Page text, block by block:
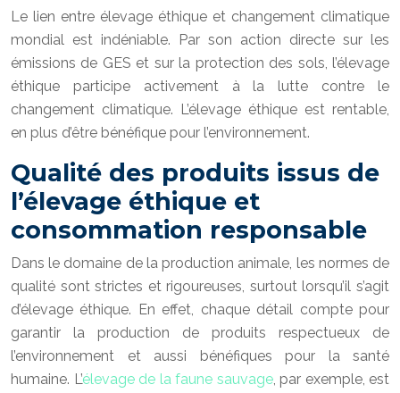
Le lien entre élevage éthique et changement climatique
mondial est indéniable. Par son action directe sur les
émissions de GES et sur la protection des sols, l’élevage
éthique participe activement à la lutte contre le
changement climatique. L’élevage éthique est rentable,
en plus d’être bénéfique pour l’environnement.
Qualité des produits issus de
l’élevage éthique et
consommation responsable
Dans le domaine de la production animale, les normes de
qualité sont strictes et rigoureuses, surtout lorsqu’il s’agit
d’élevage éthique. En effet, chaque détail compte pour
garantir la production de produits respectueux de
l’environnement et aussi bénéfiques pour la santé
humaine. L’élevage de la faune sauvage, par exemple, est